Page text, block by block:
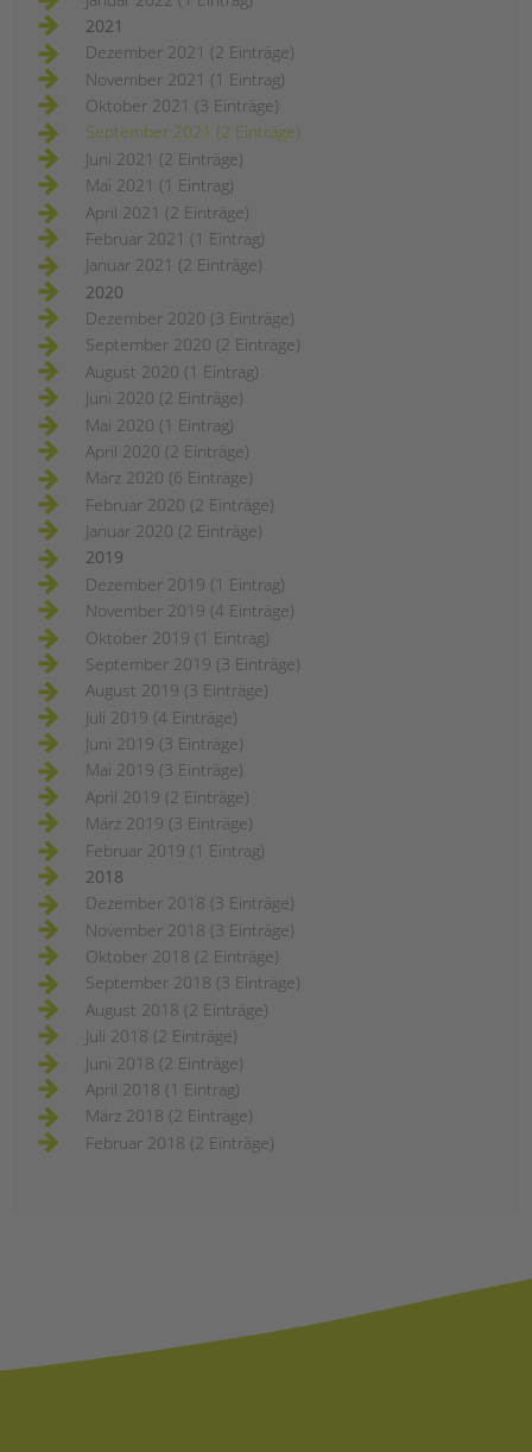
2021
Dezember 2021 (2 Einträge)
November 2021 (1 Eintrag)
Oktober 2021 (3 Einträge)
September 2021 (2 Einträge)
Juni 2021 (2 Einträge)
Mai 2021 (1 Eintrag)
April 2021 (2 Einträge)
Februar 2021 (1 Eintrag)
Januar 2021 (2 Einträge)
2020
Dezember 2020 (3 Einträge)
September 2020 (2 Einträge)
August 2020 (1 Eintrag)
Juni 2020 (2 Einträge)
Mai 2020 (1 Eintrag)
April 2020 (2 Einträge)
März 2020 (6 Einträge)
Februar 2020 (2 Einträge)
Januar 2020 (2 Einträge)
2019
Dezember 2019 (1 Eintrag)
November 2019 (4 Einträge)
Oktober 2019 (1 Eintrag)
September 2019 (3 Einträge)
August 2019 (3 Einträge)
Juli 2019 (4 Einträge)
Juni 2019 (3 Einträge)
Mai 2019 (3 Einträge)
April 2019 (2 Einträge)
März 2019 (3 Einträge)
Februar 2019 (1 Eintrag)
2018
Dezember 2018 (3 Einträge)
November 2018 (3 Einträge)
Oktober 2018 (2 Einträge)
September 2018 (3 Einträge)
August 2018 (2 Einträge)
Juli 2018 (2 Einträge)
Juni 2018 (2 Einträge)
April 2018 (1 Eintrag)
März 2018 (2 Einträge)
Februar 2018 (2 Einträge)